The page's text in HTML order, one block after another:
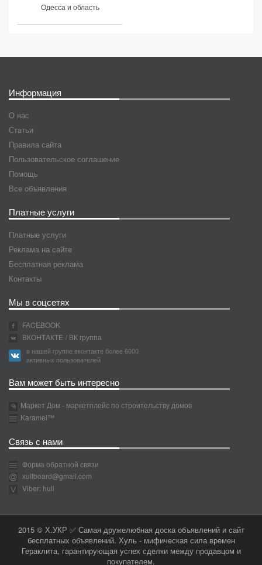
Одесса и область
Информация
О нас
Статьи
Правила сайта
Пользовательское соглашение
Помощь
Все объявления
Платные услуги
Платные услуги
Реклама на сайте
Бесплатная реклама
Контакты
Мы в соцсетях
FACEBOOK
ВКОНТАКТЕ / ВК группа
в нашей группе вконтакте более 6000
активных пользователей
Вам может быть интересно
Маркет Дом - маркетплейс по строительству домов
Karamel™
Связь с нами
Форма обратной связи
xullboard@gmail.com
Viber: hull
2015 © Х.УКР ✅ Самая дружелюбная доска объявлений и сайт
бесплатных объявлений. Хуль - мифическая сила времен
Гераклита, гарантирующая успех сделки между продавцом и
покупателем.